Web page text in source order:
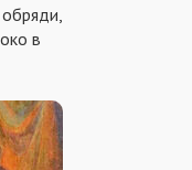
обряди,
в